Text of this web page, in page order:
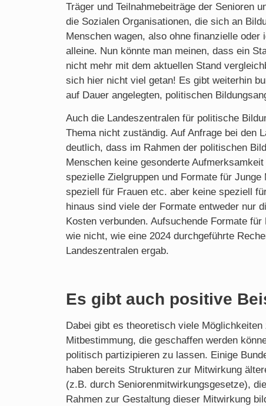
Träger und Teilnahmebeiträge der Senioren
die Sozialen Organisationen, die sich an
Menschen wagen, also ohne finanzielle oder
alleine. Nun könnte man meinen, dass ein
nicht mehr mit dem aktuellen Stand
sich hier nicht viel getan! Es gibt weiterhin
auf Dauer angelegten, politischen
Auch die Landeszentralen für politische
Thema nicht zuständig. Auf Anfrage bei den
deutlich, dass im Rahmen der politischen
Menschen keine gesonderte
spezielle Zielgruppen und Formate für Junge
speziell für Frauen etc. aber keine speziell
hinaus sind viele der Formate entweder nur
Kosten verbunden. Aufsuchende Formate
wie nicht, wie eine 2024 durchgeführte
Landeszentralen ergab.
Es gibt auch positive
Dabei gibt es theoretisch viele
Mitbestimmung, die geschaffen werden
politisch partizipieren zu lassen. Einige
haben bereits Strukturen zur Mitwirkung
(z.B. durch Seniorenmitwirkungsgesetze),
Rahmen zur Gestaltung dieser Mitwirkung